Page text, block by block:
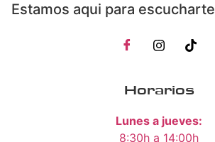
Estamos aqui para escucharte
Horarios
Lunes a jueves:
8:30h a 14:00h